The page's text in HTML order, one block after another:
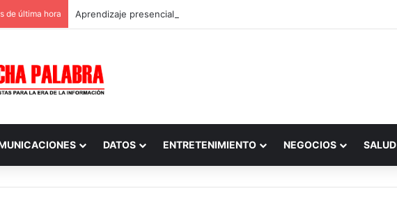
de última hora Aprendizaje presencial vs. por internet
DATOS ENTRETENIMIENTO NEGOCIOS SALUD